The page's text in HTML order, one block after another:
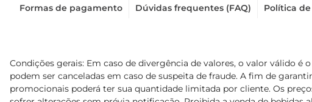
Formas de pagamento Dúvidas frequentes (FAQ) Política
Condições gerais: Em caso de divergência de valores, o valor válido
podem ser canceladas em caso de suspeita de fraude. A fim de
promocionais poderá ter sua quantidade limitada por cliente. Os